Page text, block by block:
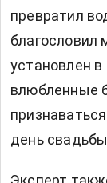
превратил
благословил
установлен в
влюбленные
день